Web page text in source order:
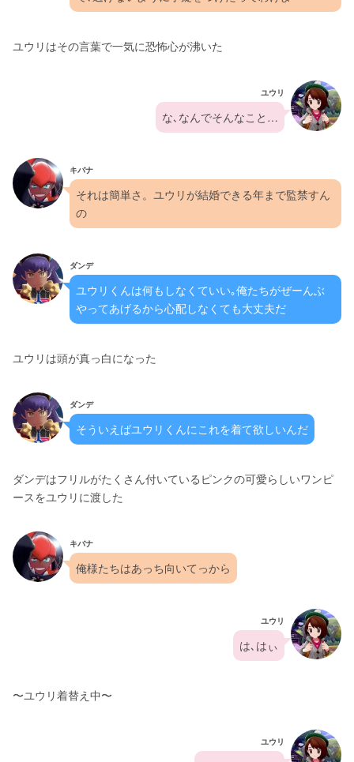
ユウリはその言葉で一気に恐怖心が沸いた
ユウリ
な､なんでそんなこと…
キバナ
それは簡単さ。ユウリが結婚できる年まで監禁すん
の
ダンデ
ユウリくんは何もしなくていい｡俺たちがぜーんぶ
やってあげるから心配しなくても大丈夫だ
ユウリは頭が真っ白になった
ダンデ
そういえばユウリくんにこれを着て欲しいんだ
ダンデはフリルがたくさん付いているピンクの可愛らしいワンピ
ースをユウリに渡した
キバナ
俺様たちはあっち向いてっから
ユウリ
は､はぃ
〜ユウリ着替え中〜
ユウリ